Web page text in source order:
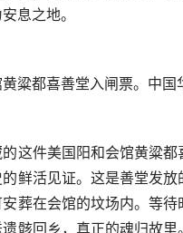
息之地。
粱都喜善堂入闸票。中国
件美国阳和会馆黄粱都
鲜活见证。这是善堂发放
葬在会馆的坟场内。等待
骸回乡，真正的魂归故里